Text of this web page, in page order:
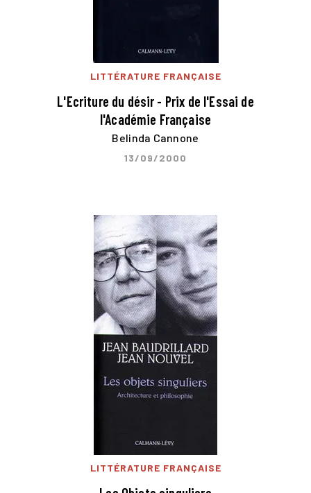
LITTÉRATURE FRANÇAISE
L'Ecriture du désir - Prix de l'Essai de
l'Académie Française
Belinda Cannone
13/09/2000
LITTÉRATURE FRANÇAISE